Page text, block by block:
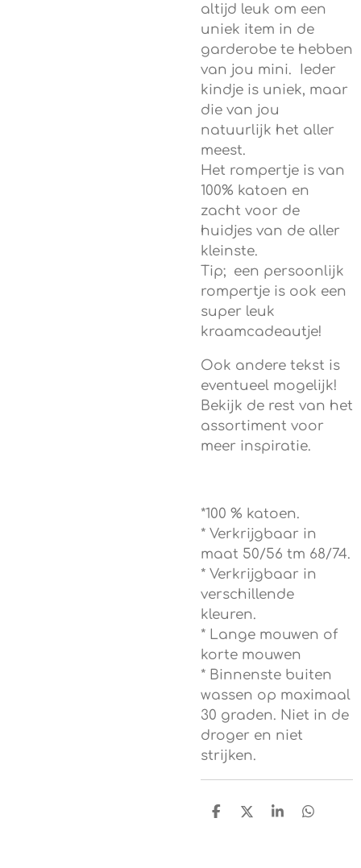
altijd leuk om een
uniek item in de
garderobe te hebben
van jou mini. Ieder
kindje is uniek, maar
die van jou
natuurlijk het aller
meest.
Het rompertje is van
100% katoen en
zacht voor de
huidjes van de aller
kleinste.
Tip; een persoonlijk
rompertje is ook een
super leuk
kraamcadeautje!
Ook andere tekst is
eventueel mogelijk!
Bekijk de rest van het
assortiment voor
meer inspiratie.
*100 % katoen.
* Verkrijgbaar in
maat 50/56 tm 68/74.
* Verkrijgbaar in
verschillende
kleuren.
* Lange mouwen of
korte mouwen
* Binnenste buiten
wassen op maximaal
30 graden. Niet in de
droger en niet
strijken.
D
D
S
D